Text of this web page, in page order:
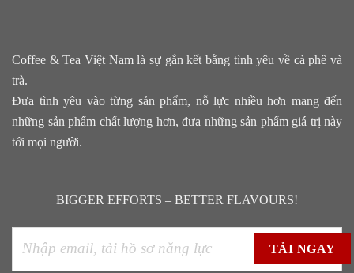
Coffee & Tea Việt Nam là sự gắn kết bằng tình yêu về cà phê và
trà.
Đưa tình yêu vào từng sản phẩm, nỗ lực nhiều hơn mang đến
những sản phẩm chất lượng hơn, đưa những sản phẩm giá trị này
tới mọi người.
BIGGER EFFORTS – BETTER FLAVOURS!